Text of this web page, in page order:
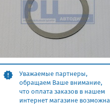
Уважаемые партнеры,
обращаем Ваше внимание,
что оплата заказов в нашем
интернет магазине возможна